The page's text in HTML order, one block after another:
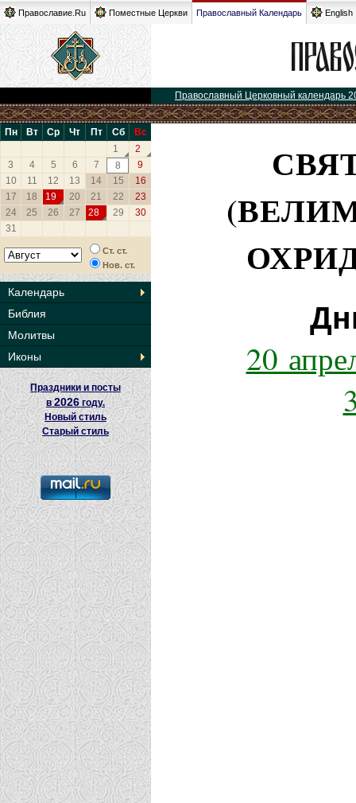
Православие.Ru Поместные Церкви Православный Календарь English
Православный Церковный календарь
Пн Вт Ср Чт Пт Сб
Вс
1
2
3
4 5 6 7 8
9
10
11 12 13 14 15
16
17
18 19 20 21 22
23
24
25 26 27 28 29
30
31
Ст. ст.
Нов. ст.
Календарь
Библия
Молитвы
Иконы
Праздники и посты
в2026 году.
Новый стиль
Старый стиль
20